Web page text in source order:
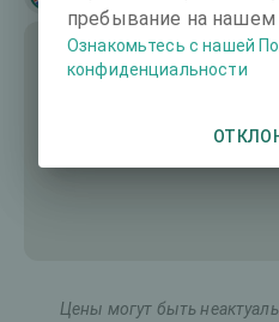
Цены могут быть
пребывание на нашем
Ознакомьтесь с нашей
конфиденциальности